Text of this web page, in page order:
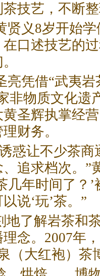
技艺，不断
贤义8岁开始
口述技艺的
亮凭借“武夷岩
非物质文化遗
圣辉执掌经
财务。
惑让不少茶商
追求档次。”
几年时间了？
说‘玩’茶。”
地了解岩茶和
念。2007年
（大红袍）茶